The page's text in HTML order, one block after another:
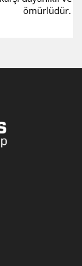
ömürlüdür.